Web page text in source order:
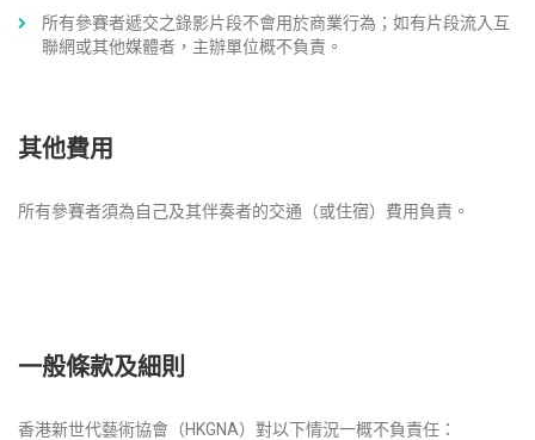
所有參賽者遞交之錄影片段不會用於商業行為；如有片段流入互
聯網或其他媒體者，主辦單位概不負責。
其他費用
所有參賽者須為自己及其伴奏者的交通（或住宿）費用負責。
一般條款及細則
香港新世代藝術協會（HKGNA）對以下情況一概不負責任：